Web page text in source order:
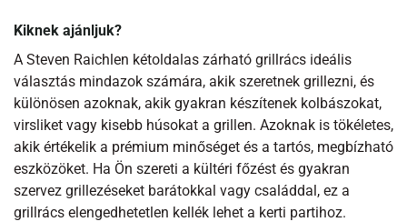
Kiknek ajánljuk?
A Steven Raichlen kétoldalas zárható grillrács ideális
választás mindazok számára, akik szeretnek grillezni, és
különösen azoknak, akik gyakran készítenek kolbászokat,
virsliket vagy kisebb húsokat a grillen. Azoknak is tökéletes,
akik értékelik a prémium minőséget és a tartós, megbízható
eszközöket. Ha Ön szereti a kültéri főzést és gyakran
szervez grillezéseket barátokkal vagy családdal, ez a
grillrács elengedhetetlen kellék lehet a kerti partihoz.